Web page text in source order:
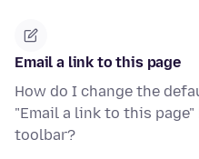
Email a link to this page
How do I change the
"Email a link to this
toolbar?